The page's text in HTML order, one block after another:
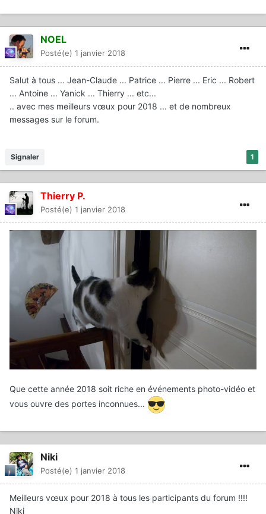
NOEL
Posté(e) 1 janvier 2018
Salut à tous ... Jean-Claude ... Patrice ... Pierre ... Eric ... Robert
... Antoine ... Yanick ... Thierry ... etc...
.. avec mes meilleurs vœux pour 2018 ... et de nombreux
messages sur le forum.
1
Signaler
Thierry P.
Posté(e) 1 janvier 2018
Que cette année 2018 soit riche en événements photo-vidéo et
vous ouvre des portes inconnues...
Niki
Posté(e) 1 janvier 2018
Meilleurs vœux pour 2018 à tous les participants du forum !!!!
Niki